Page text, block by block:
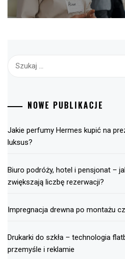
Szukaj:
NOWE PUBLIKACJE
Jakie perfumy Hermes kupić na
luksus?
Biuro podróży, hotel i pensjonat –
zwiększają liczbę rezerwacji?
Impregnacja drewna po montażu
Drukarki do szkła – technologia
przemyśle i reklamie